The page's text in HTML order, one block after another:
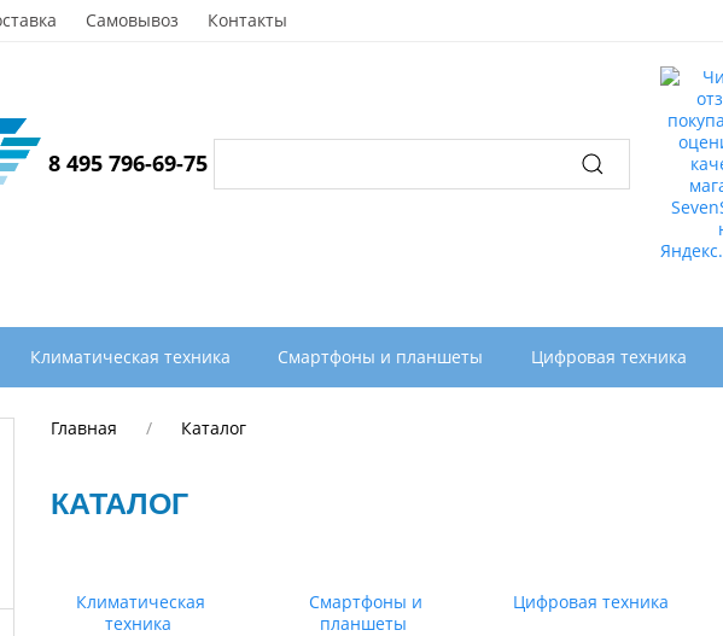
Самовывоз Контакты
8 495 796-69-75
Климатическая техника Смартфоны и планшеты Цифровая техника
Главная Каталог
КАТАЛОГ
Климатическая
техника
Смартфоны и
планшеты
Цифровая техника